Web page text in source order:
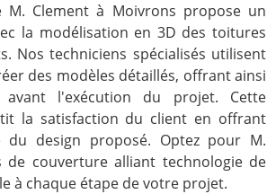
M. Clement à Moivrons propose un
la modélisation en 3D des toitures
Nos techniciens spécialisés utilisent
des modèles détaillés, offrant ainsi
avant l'exécution du projet. Cette
la satisfaction du client en offrant
du design proposé. Optez pour M.
de couverture alliant technologie de
à chaque étape de votre projet.